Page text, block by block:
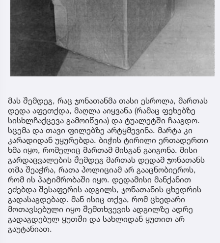
მას შემდეგ, რაც ჯონათანმა თასი ესროლა, მართას
დედა აფეთქდა, მაღლა აიყვანა (რამაც ფეხებზე
სისხლჩაქცევა გამოიწვია) და ტუალეტში ჩააგდო.
სცემა და თავი ფილებზე არტყმევინა. მარტა კი
კარადიდან უყურებდა. ბიჭის ტირილი ერთადერთი
ხმა იყო, რომელიც მართამ მისგან გაიგონა. მისი
გარდაცვალების შემდეგ მართას დედამ ჯონათანს
თმა შეაჭრა, რათა პოლიციამ არ გააცნობიეროს,
რომ ის პატიმრობაში იყო. დედამისი მანქანით
ეძებდა შესაფერის ადგილს, ჯონათანის ცხედრის
გადასაგდებად. მან ისიც თქვა, რომ ცხედარი
მოთავსებული იყო შემთხვევის ადგილზე ადრე
გადაგდებულ ყუთში და სახლიდან ყუთით არ
გაუტანიათ.